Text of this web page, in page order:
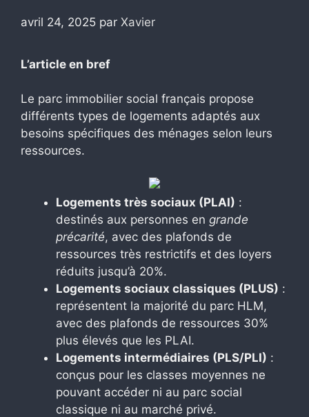
avril 24, 2025 par Xavier
L’article en bref
Le parc immobilier social français propose
différents types de logements adaptés aux
besoins spécifiques des ménages selon leurs
ressources.
Logements très sociaux (PLAI) :
destinés aux personnes en grande
précarité, avec des plafonds de
ressources très restrictifs et des loyers
réduits jusqu’à 20%.
Logements sociaux classiques (PLUS) :
représentent la majorité du parc HLM,
avec des plafonds de ressources 30%
plus élevés que les PLAI.
Logements intermédiaires (PLS/PLI) :
conçus pour les classes moyennes ne
pouvant accéder ni au parc social
classique ni au marché privé.